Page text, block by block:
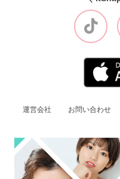
運営会社 お問い合わせ